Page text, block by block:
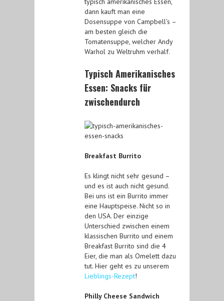
dann kauft man eine
Dosensuppe von Campbell’s –
am besten gleich die
Tomatensuppe, welcher Andy
Warhol zu Weltruhm verhalf.
Typisch Amerikanisches
Essen: Snacks für
zwischendurch
Breakfast Burrito
Es klingt nicht sehr gesund –
und es ist auch nicht gesund.
Bei uns ist ein Burrito immer
eine Hauptspeise. Nicht so in
den USA. Der einzige
Unterschied zwischen einem
klassischen Burrito und einem
Breakfast Burrito sind die 4
Eier, die man als Omelett dazu
tut. Hier geht es zu unserem
Lieblings-Rezept!
Philly Cheese Sandwich